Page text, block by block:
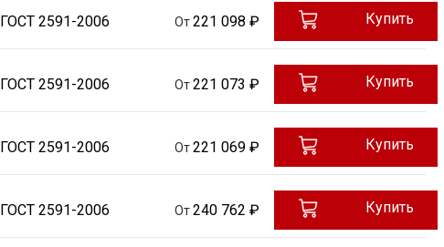
ГОСТ 2591-2006 От 221 098 ₽ Купить
ГОСТ 2591-2006 От 221 073 ₽ Купить
ГОСТ 2591-2006 От 221 069 ₽ Купить
ГОСТ 2591-2006 От 240 762 ₽ Купить